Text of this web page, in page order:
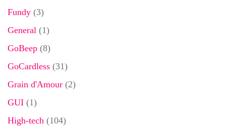
Fundy (3)
General (1)
GoBeep (8)
GoCardless (31)
Grain d'Amour (2)
GUI (1)
High-tech (104)